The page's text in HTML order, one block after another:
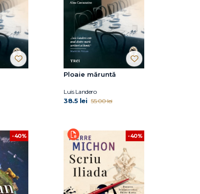
Ploaie măruntă
Luis Landero
38.5 lei 55.00 lei
-40% -40%